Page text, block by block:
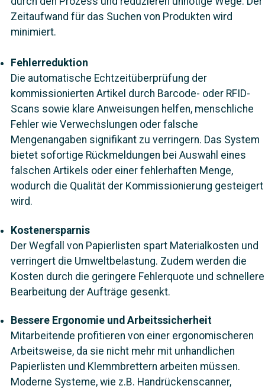
Zeitaufwand für das Suchen von Produkten wird
minimiert.
Fehlerreduktion
Die automatische Echtzeitüberprüfung der
kommissionierten Artikel durch Barcode- oder RFID-
Scans sowie klare Anweisungen helfen, menschliche
Fehler wie Verwechslungen oder falsche
Mengenangaben signifikant zu verringern. Das System
bietet sofortige Rückmeldungen bei Auswahl eines
falschen Artikels oder einer fehlerhaften Menge,
wodurch die Qualität der Kommissionierung gesteigert
wird.
Kostenersparnis
Der Wegfall von Papierlisten spart Materialkosten und
verringert die Umweltbelastung. Zudem werden die
Kosten durch die geringere Fehlerquote und schnellere
Bearbeitung der Aufträge gesenkt.
Bessere Ergonomie und Arbeitssicherheit
Mitarbeitende profitieren von einer ergonomischeren
Arbeitsweise, da sie nicht mehr mit unhandlichen
Papierlisten und Klemmbrettern arbeiten müssen.
Moderne Systeme, wie z.B. Handrückenscanner,